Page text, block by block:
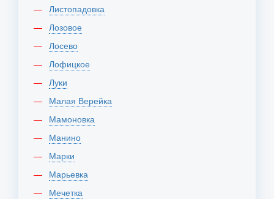
Листопадовка
Лозовое
Лосево
Лофицкое
Луки
Малая Верейка
Мамоновка
Манино
Марки
Марьевка
Мечетка